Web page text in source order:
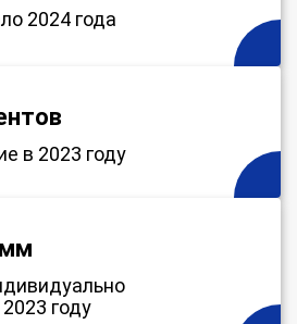
2024 года
в 2023 году
году